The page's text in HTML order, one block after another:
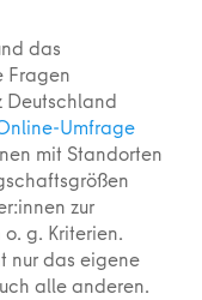
das
Fragen
Deutschland
Umfrage
mit Standorten
zur
g. Kriterien.
nur das eigene
alle anderen.